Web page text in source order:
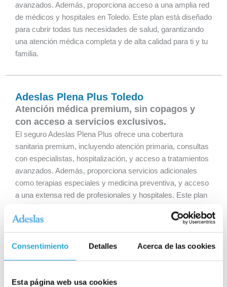
Consentimiento Detalles Acerca de las cookies
Esta página web usa cookies
avanzados. Además, proporciona acceso a una amplia red
de médicos y hospitales en Toledo. Este plan está diseñado
para cubrir todas tus necesidades de salud, garantizando
una atención médica completa y de alta calidad para ti y tu
familia.
Adeslas Plena Plus Toledo
Atención médica premium, sin copagos y
con acceso a servicios exclusivos.
El seguro Adeslas Plena Plus ofrece una cobertura
sanitaria premium, incluyendo atención primaria, consultas
con especialistas, hospitalización, y acceso a tratamientos
avanzados. Además, proporciona servicios adicionales
como terapias especiales y medicina preventiva, y acceso
a una extensa red de profesionales y hospitales. Este plan
completa y de alta calidad, cubriendo todas tus
necesidades de salud y las de tu familia.
calidad y confianza.